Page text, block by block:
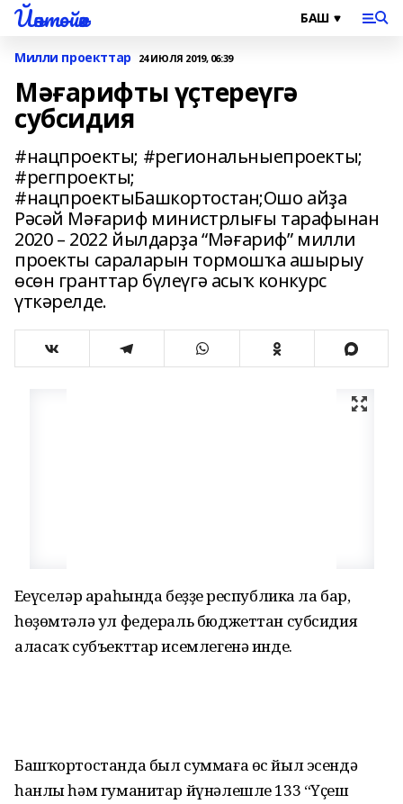
Йәнтөйәк
Милли проекттар 24 ИЮЛЯ 2019, 06:39
Мәғарифты үҫтереүгә
субсидия
#нацпроекты; #региональныепроекты;
#регпроекты;
#нацпроектыБашкортостан;Ошо айҙа
Рәсәй Мәғариф министрлығы тарафынан
2020 – 2022 йылдарҙа “Мәғариф” милли
проекты сараларын тормошҡа ашырыу
өсөн гранттар бүлеүгә асыҡ конкурс
үткәрелде.
Еңеүселәр араһында беҙҙең республика ла бар,
һөҙөмтәлә ул федераль бюджеттан субсидия
аласаҡ субъекттар исемлегенә инде.
Башҡортостанда был суммаға өс йыл эсендә
һанлы һәм гуманитар йүнәлешле 133 “Үҫеш